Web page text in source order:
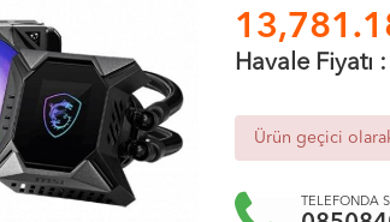
Havale Fiyatı :
Ürün geçici
TELEFONDA